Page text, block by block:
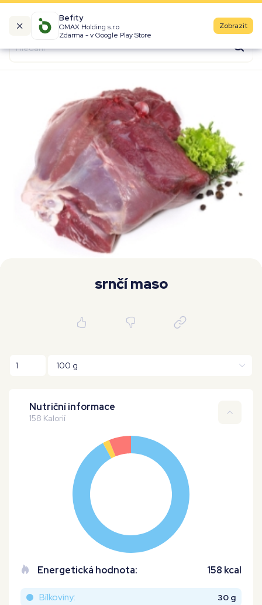
Befity
OMAX Holding s.r.o
Zdarma - v Google Play Store
Zobrazit
Kalorické tabulky
Produkty
Značky
Fast Food
Aktivity
Denní aktivity
Cviky
Workouty Premium
srnčí maso
Nutriční informace
158 Kalorií
Energetická hodnota: 158 kcal
Bílkoviny: 30 g